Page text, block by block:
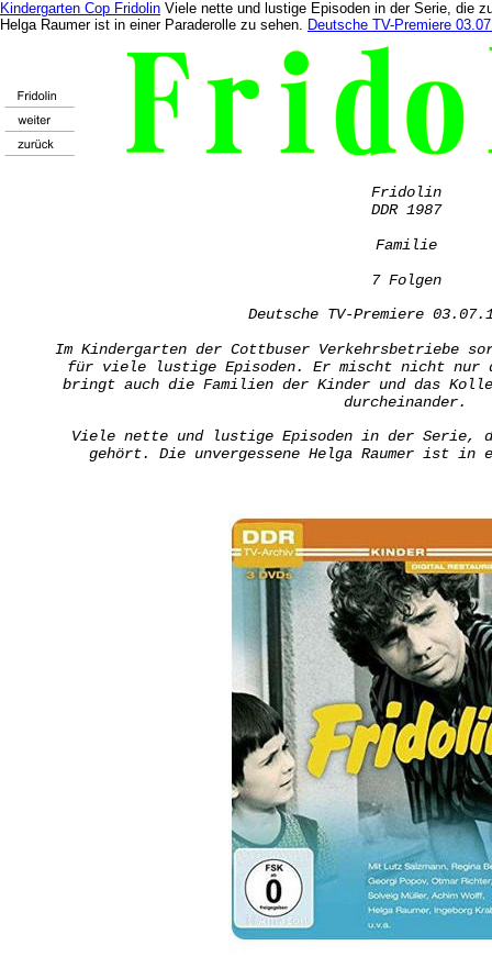
Fridolin
DDR 1987
Familie
7 Folgen
Deutsche TV-Premiere
Im Kindergarten der Cottbuser Verkehrsbetriebe
für viele lustige Episoden. Er mischt nicht nur
bringt auch die Familien der Kinder und das
durcheinander.
Viele nette und lustige Episoden in der Serie,
gehört. Die unvergessene Helga Raumer ist in
Kindergarten Cop Fridolin Viele nette und lustige Episoden in der Serie, die
Helga Raumer ist in einer Paraderolle zu sehen. Deutsche TV-Premiere